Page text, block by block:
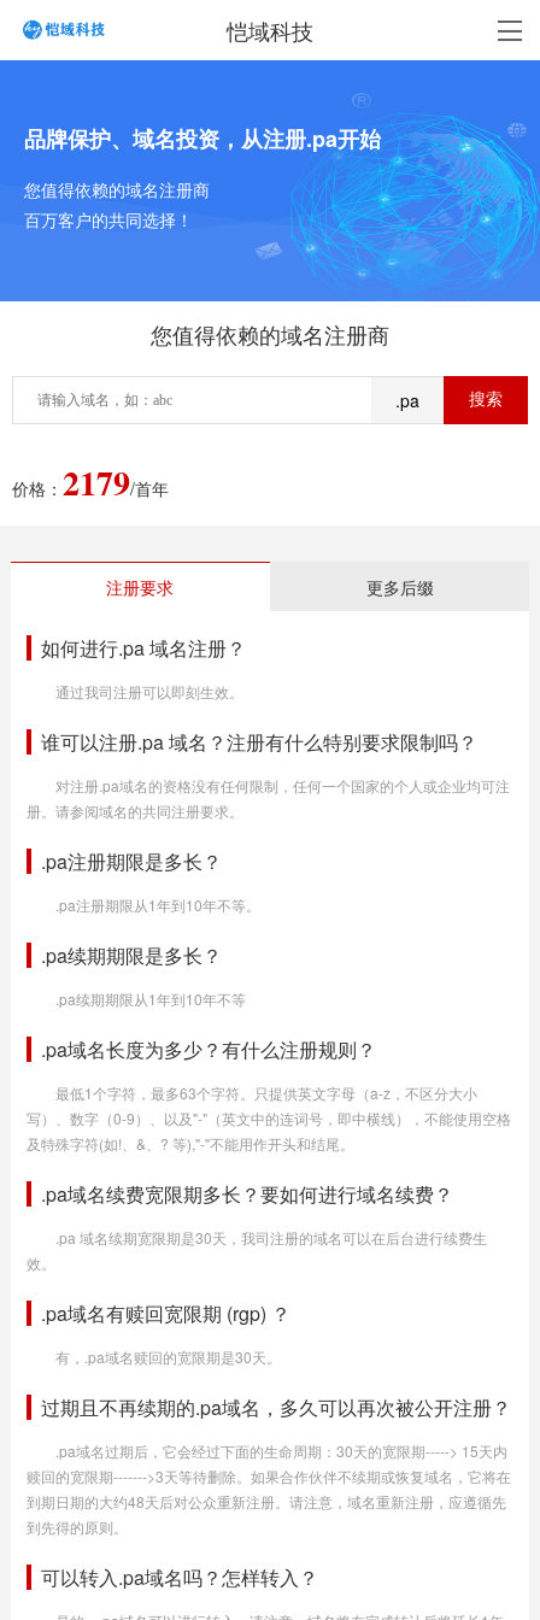
恺域科技
品牌保护、域名投资，从注册.pa开始
您值得依赖的域名注册商
百万客户的共同选择！
您值得依赖的域名注册商
.pa
价格： 2179/首年
注册要求 更多后缀
如何进行.pa 域名注册？
通过我司注册可以即刻生效。
谁可以注册.pa 域名？注册有什么特别要求限制吗？
对注册.pa域名的资格没有任何限制，任何一个国家的个人或企业均可注
册。请参阅域名的共同注册要求。
.pa注册期限是多长？
.pa注册期限从1年到10年不等。
.pa续期期限是多长？
.pa续期期限从1年到10年不等
.pa域名长度为多少？有什么注册规则？
最低1个字符，最多63个字符。只提供英文字母（a-z，不区分大小
写）、数字（0-9）、以及"-"（英文中的连词号，即中横线），不能使用空格
及特殊字符(如!、&、? 等),"-"不能用作开头和结尾。
.pa域名续费宽限期多长？要如何进行域名续费？
.pa 域名续期宽限期是30天，我司注册的域名可以在后台进行续费生
效。
.pa域名有赎回宽限期 (rgp) ？
有，.pa域名赎回的宽限期是30天。
过期且不再续期的.pa域名，多久可以再次被公开注册？
.pa域名过期后，它会经过下面的生命周期：30天的宽限期-----> 15天内
赎回的宽限期------->3天等待删除。如果合作伙伴不续期或恢复域名，它将在
到期日期的大约48天后对公众重新注册。请注意，域名重新注册，应遵循先
到先得的原则。
可以转入.pa域名吗？怎样转入？